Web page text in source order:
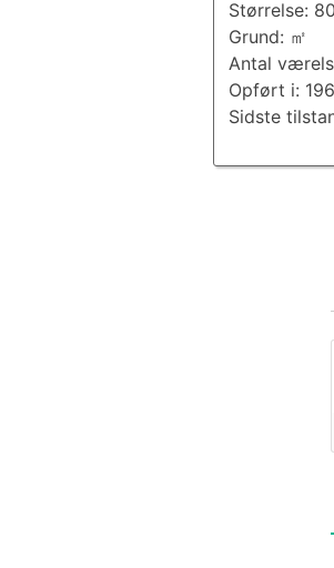
Størrelse:
Grund: ㎡
Antal
Opført i:
Sidste